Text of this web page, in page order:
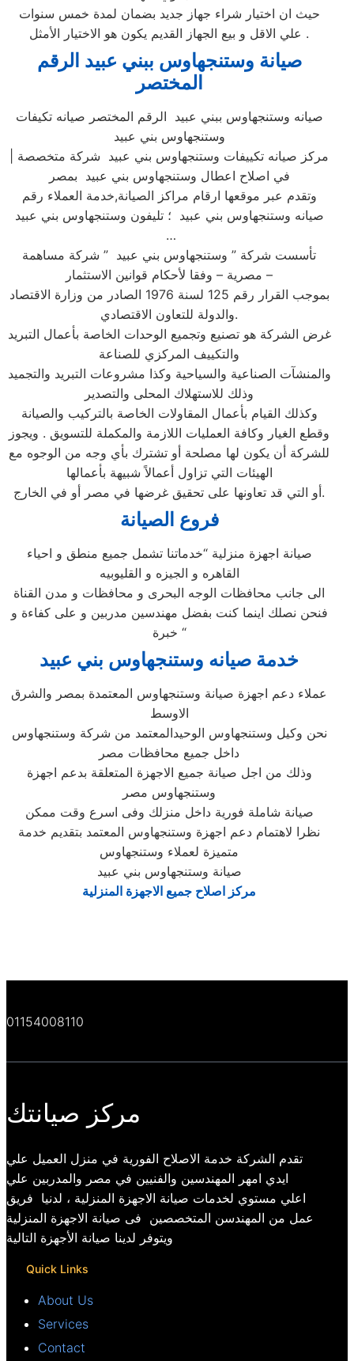
حيث ان اختيار شراء جهاز جديد بضمان لمدة خمس سنوات
علي الاقل و بيع الجهاز القديم يكون هو الاختيار الأمثل .
صيانة وستنجهاوس ببني عبيد الرقم
المختصر
صيانه وستنجهاوس ببني عبيد الرقم المختصر صيانه تكيفات
وستنجهاوس بني عبيد
في اصلاح اعطال وستنجهاوس بني عبيد بمصر
وتقدم عبر موقعها ارقام مراكز الصيانة,خدمة العملاء رقم
صيانه وستنجهاوس بني عبيد ؛ تليفون وستنجهاوس بني عبيد
…
تأسست شركة ” وستنجهاوس بني عبيد ” شركة مساهمة
مصرية – وفقا لأحكام قوانين الاستثمار –
بموجب القرار رقم 125 لسنة 1976 الصادر من وزارة الاقتصاد
والدولة للتعاون الاقتصادي.
غرض الشركة هو تصنيع وتجميع الوحدات الخاصة بأعمال التبريد
والتكييف المركزي للصناعة
والمنشآت الصناعية والسياحية وكذا مشروعات التبريد والتجميد
وذلك للاستهلاك المحلى والتصدير
وكذلك القيام بأعمال المقاولات الخاصة بالتركيب والصيانة
وقطع الغيار وكافة العمليات اللازمة والمكملة للتسويق . ويجوز
للشركة أن يكون لها مصلحة أو تشترك بأي وجه من الوجوه مع
الهيئات التي تزاول أعمالاً شبيهة بأعمالها
أو التي قد تعاونها على تحقيق غرضها في مصر أو في الخارج.
فروع الصيانة
صيانة اجهزة منزلية “خدماتنا تشمل جميع منطق و احياء
القاهره و الجيزه و القليوبيه
الى جانب محافظات الوجه البحرى و محافظات و مدن القناة
فنحن نصلك اينما كنت بفضل مهندسين مدربين و على كفاءة و
خبرة “
خدمة صيانه وستنجهاوس بني عبيد
عملاء دعم اجهزة صيانة وستنجهاوس المعتمدة بمصر والشرق
الاوسط
نحن وكيل وستنجهاوس الوحيدالمعتمد من شركة وستنجهاوس
داخل جميع محافظات مصر
وذلك من اجل صيانة جميع الاجهزة المتعلقة بدعم اجهزة
وستنجهاوس مصر
صيانة شاملة فورية داخل منزلك وفى اسرع وقت ممكن
نظرا لاهتمام دعم اجهزة وستنجهاوس المعتمد بتقديم خدمة
متميزة لعملاء وستنجهاوس
صيانة وستنجهاوس بني عبيد
مركز اصلاح جميع الاجهزة المنزلية
01154008110
مركز صيانتك
تقدم الشركة خدمة الاصلاح الفورية في منزل العميل علي
ايدي امهر المهندسين والفنيين في مصر والمدربين علي
اعلي مستوي لخدمات صيانة الاجهزة المنزلية ، لدنيا فريق
عمل من المهندسن المتخصصين فى صيانة الاجهزة المنزلية
ويتوفر لدينا صيانة الأجهزة التالية
Quick Links
About Us
Services
Contact